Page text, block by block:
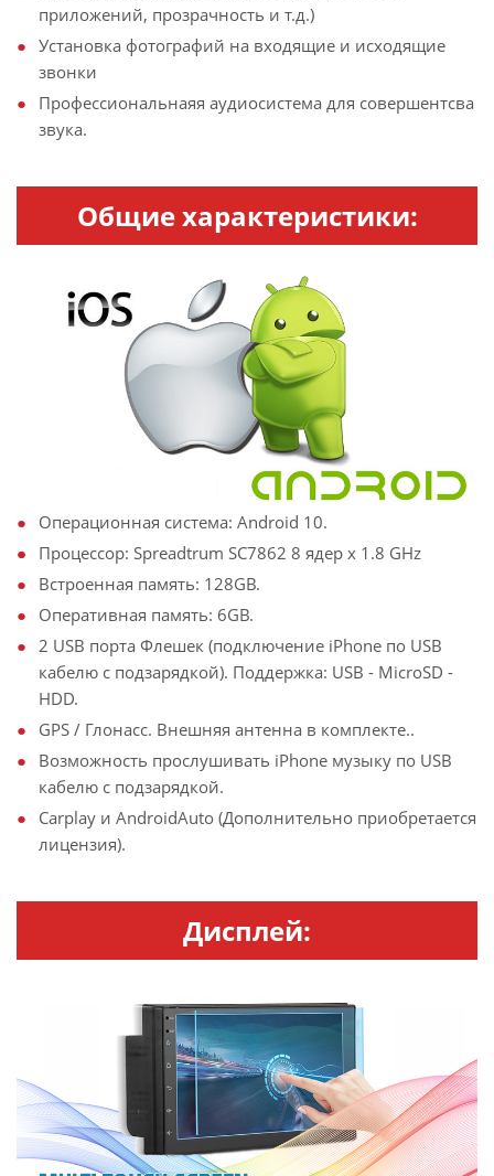
приложений, прозрачность и т.д.)
Установка фотографий на входящие и исходящие
звонки
Профессиональнаяя аудиосистема для совершентсва
звука.
Общие характеристики:
Операционная система: Android 10.
Процессор: Spreadtrum SC7862 8 ядер х 1.8 GHz
Встроенная память: 128GB.
Оперативная память: 6GB.
2 USB порта Флешек (подключение iPhone по USB
кабелю с подзарядкой). Поддержка: USB - MicroSD -
HDD.
GPS / Глонасс. Внешняя антенна в комплекте..
Возможность прослушивать iPhone музыку по USB
кабелю с подзарядкой.
Carplay и AndroidAuto (Дополнительно приобретается
лицензия).
Дисплей: